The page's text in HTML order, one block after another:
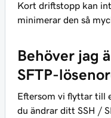
Kort driftstopp kan
minimerar den så
Behöver jag
SFTP-
Eftersom vi flyttar till
du ändrar ditt SSH /